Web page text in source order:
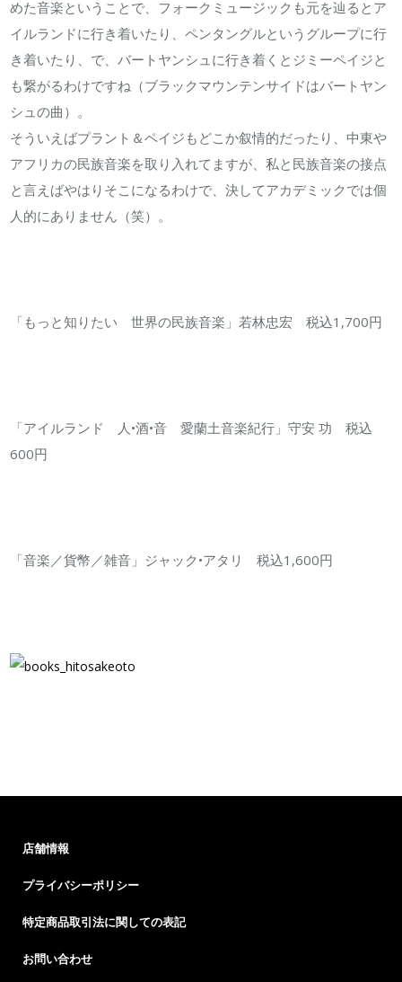
めた音楽ということで、フォークミュージックも元を辿るとア
イルランドに行き着いたり、ペンタングルというグループに行
き着いたり、で、バートヤンシュに行き着くとジミーペイジと
も繋がるわけですね（ブラックマウンテンサイドはバートヤン
シュの曲）。
そういえばプラント＆ペイジもどこか叙情的だったり、中東や
アフリカの民族音楽を取り入れてますが、私と民族音楽の接点
と言えばやはりそこになるわけで、決してアカデミックでは個
人的にありません（笑）。
「もっと知りたい 世界の民族音楽」若林忠宏 税込1,700円
「アイルランド 人•酒•音 愛蘭土音楽紀行」守安 功 税込
600円
「音楽／貨幣／雑音」ジャック•アタリ 税込1,600円
店舗情報
プライバシーポリシー
特定商品取引法に関しての表記
お問い合わせ